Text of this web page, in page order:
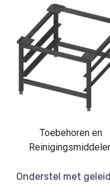
Toebehoren en
Onderstel met